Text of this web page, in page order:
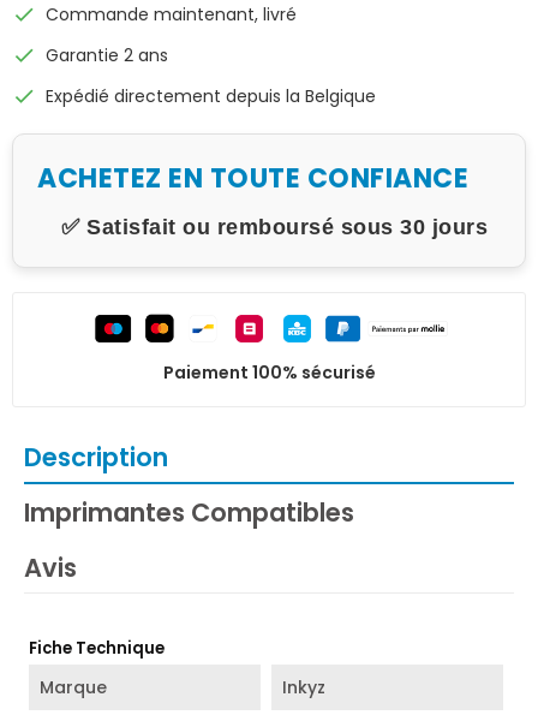
check Commande maintenant, livré
check Garantie 2 ans
check Expédié directement depuis la Belgique
ACHETEZ EN TOUTE CONFIANCE
✅ Satisfait ou remboursé sous 30 jours
Paiement 100% sécurisé
Description
Imprimantes Compatibles
Avis
Fiche Technique
Marque Inkyz